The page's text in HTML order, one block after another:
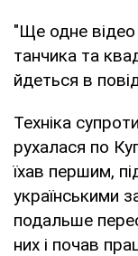
"Ще одне відео
танчика та
йдеться в
Техніка
рухалася по
їхав першим,
українськими
подальше
них і почав